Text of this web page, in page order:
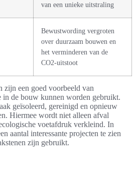
van een unieke uitstraling
Bewustwording vergroten
over duurzaam bouwen en
het verminderen van de
CO2-uitstoot
zijn een goed voorbeeld van
in de bouw kunnen worden gebruikt.
geïsoleerd, gereinigd en opnieuw
Hiermee wordt niet alleen afval
voetafdruk verkleind. In
aantal interessante projecten te zien
zijn gebruikt.